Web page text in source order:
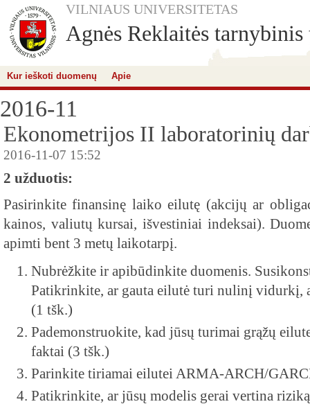
VILNIAUS UNIVERSITETAS
Agnės Reklaitės
Kur ieškoti duomenų Apie
2016-11
Ekonometrijos II laboratorinių
2016-11-07 15:52
2 užduotis:
Pasirinkite finansinę laiko eilutę (akcijų ar
kainos, valiutų kursai, išvestiniai indeksai).
apimti bent 3 metų laikotarpį.
Nubrėžkite ir apibūdinkite duomenis.
Patikrinkite, ar gauta eilutė turi nulinį vidurkį,
(1 tšk.)
Pademonstruokite, kad jūsų turimai grąžų
faktai (3 tšk.)
Parinkite tiriamai eilutei ARMA-ARCH/
Patikrinkite, ar jūsų modelis gerai vertina